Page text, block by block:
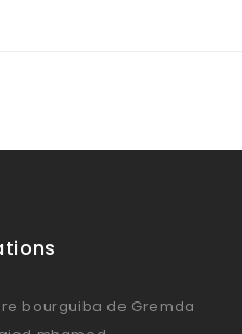
bourguiba de Gremda